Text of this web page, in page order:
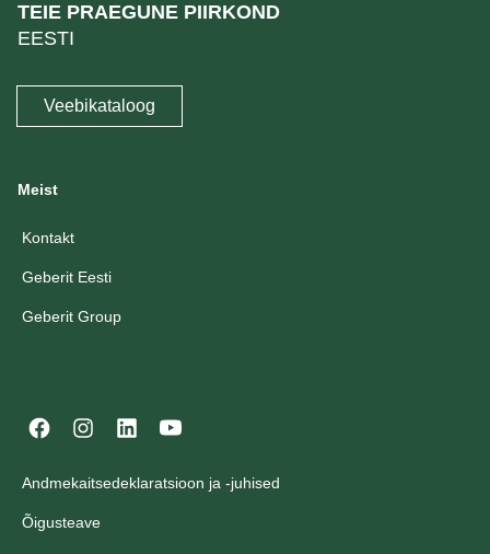
TEIE PRAEGUNE PIIRKOND
EESTI
Veebikataloog
Meist
Kontakt
Geberit Eesti
Geberit Group
Andmekaitsedeklaratsioon ja -juhised
Õigusteave